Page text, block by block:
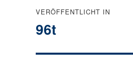
VERÖFFENTLICHT IN
96t